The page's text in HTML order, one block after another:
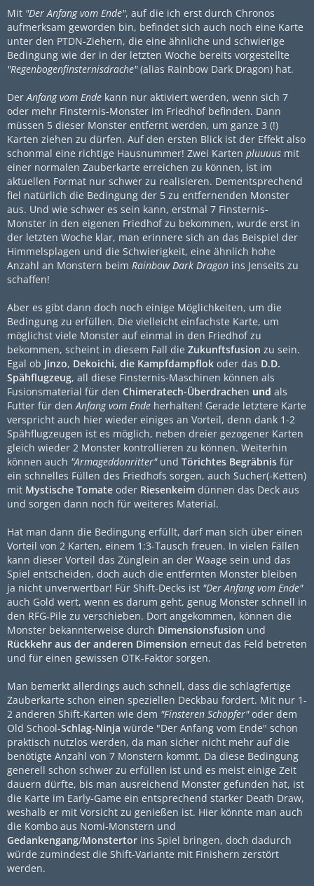
Mit "Der Anfang vom Ende", auf die ich erst durch Chronos
aufmerksam geworden bin, befindet sich auch noch eine Karte
unter den PTDN-Ziehern, die eine ähnliche und schwierige
Bedingung wie der in der letzten Woche bereits vorgestellte
"Regenbogenfinsternisdrache"(alias Rainbow Dark Dragon) hat.
DerAnfang vom Ende kann nur aktiviert werden, wenn sich 7
oder mehr Finsternis-Monster im Friedhof befinden. Dann
müssen 5 dieser Monster entfernt werden, um ganze 3 (!)
Karten ziehen zu dürfen. Auf den ersten Blick ist der Effekt also
schonmal eine richtige Hausnummer! Zwei Karten pluuuus mit
einer normalen Zauberkarte erreichen zu können, ist im
aktuellen Format nur schwer zu realisieren. Dementsprechend
fiel natürlich die Bedingung der 5 zu entfernenden Monster
aus. Und wie schwer es sein kann, erstmal 7 Finsternis-
Monster in den eigenen Friedhof zu bekommen, wurde erst in
der letzten Woche klar, man erinnere sich an das Beispiel der
Himmelsplagen und die Schwierigkeit, eine ähnlich hohe
Anzahl an Monstern beim Rainbow Dark Dragon ins Jenseits zu
schaffen!
Aber es gibt dann doch noch einige Möglichkeiten, um die
Bedingung zu erfüllen. Die vielleicht einfachste Karte, um
möglichst viele Monster auf einmal in den Friedhof zu
bekommen, scheint in diesem Fall die Zukunftsfusion zu sein.
Egal ob Jinzo, Dekoichi, die Kampfdampflok oder das D.D.
Spähflugzeug, all diese Finsternis-Maschinen können als
Fusionsmaterial für den Chimeratech-Überdrachen und als
Futter für denAnfang vom Ende herhalten! Gerade letztere Karte
verspricht auch hier wieder einiges an Vorteil, denn dank 1-2
Spähflugzeugen ist es möglich, neben dreier gezogener Karten
gleich wieder 2 Monster kontrollieren zu können. Weiterhin
können auch "Armageddonritter"und Törichtes Begräbnis für
ein schnelles Füllen des Friedhofs sorgen, auch Sucher(-Ketten)
mit Mystische Tomate oder Riesenkeim dünnen das Deck aus
und sorgen dann noch für weiteres Material.
Hat man dann die Bedingung erfüllt, darf man sich über einen
Vorteil von 2 Karten, einem 1:3-Tausch freuen. In vielen Fällen
kann dieser Vorteil das Zünglein an der Waage sein und das
Spiel entscheiden, doch auch die entfernten Monster bleiben
ja nicht unverwertbar! Für Shift-Decks ist "Der Anfang vom Ende"
auch Gold wert, wenn es darum geht, genug Monster schnell in
den RFG-Pile zu verschieben. Dort angekommen, können die
Monster bekannterweise durch Dimensionsfusion und
Rückkehr aus der anderen Dimension erneut das Feld betreten
und für einen gewissen OTK-Faktor sorgen.
Man bemerkt allerdings auch schnell, dass die schlagfertige
Zauberkarte schon einen speziellen Deckbau fordert. Mit nur 1-
2 anderen Shift-Karten wie dem "Finsteren Schöpfer"oder dem
Old School-Schlag-Ninja würde "Der Anfang vom Ende" schon
praktisch nutzlos werden, da man sicher nicht mehr auf die
benötigte Anzahl von 7 Monstern kommt. Da diese Bedingung
generell schon schwer zu erfüllen ist und es meist einige Zeit
dauern dürfte, bis man ausreichend Monster gefunden hat, ist
die Karte im Early-Game ein entsprechend starker Death Draw,
weshalb er mit Vorsicht zu genießen ist. Hier könnte man auch
die Kombo aus Nomi-Monstern und
Gedankengang/Monstertor ins Spiel bringen, doch dadurch
würde zumindest die Shift-Variante mit Finishern zerstört
werden.